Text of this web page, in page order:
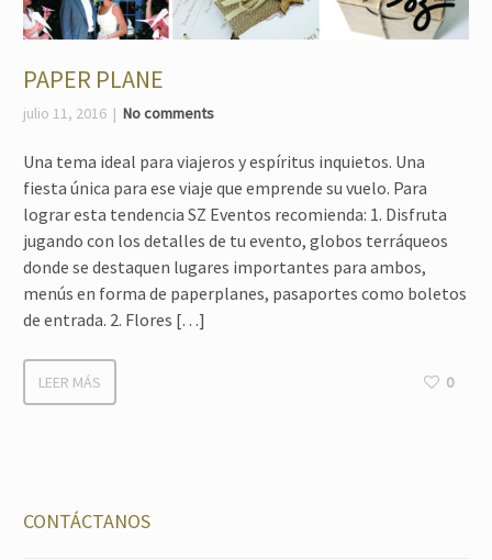
PAPER PLANE
julio 11, 2016 No comments
Una tema ideal para viajeros y espíritus inquietos. Una
fiesta única para ese viaje que emprende su vuelo. Para
lograr esta tendencia SZ Eventos recomienda: 1. Disfruta
jugando con los detalles de tu evento, globos terráqueos
donde se destaquen lugares importantes para ambos,
menús en forma de paperplanes, pasaportes como boletos
de entrada. 2. Flores […]
LEER MÁS 0
CONTÁCTANOS